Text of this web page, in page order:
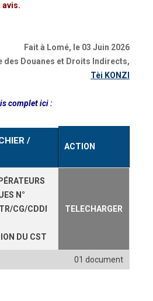
avis.
Fait à Lomé, le 03 Juin 2026
des Douanes et Droits Indirects,
Tèi KONZI
complet ici :
/
ACTION
01 document
N°
CG/CDDI
DU CST
TELECHARGER